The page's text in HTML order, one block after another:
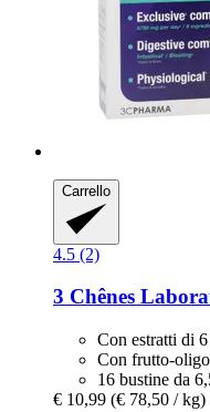
Carrello
4.5 (2)
3 Chênes
Con estratti di
Con frutto-
16 bustine da
€ 10,99 (€ 78,50 / kg)